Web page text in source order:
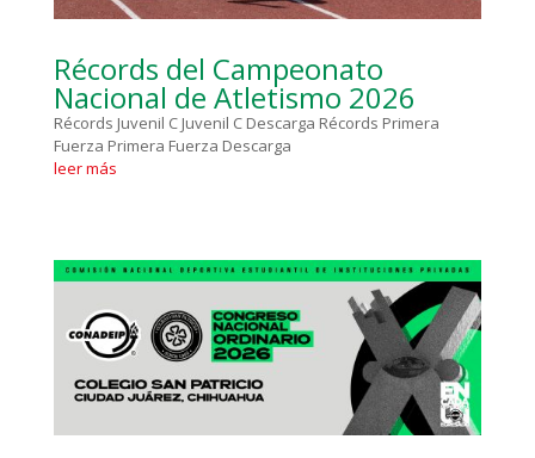
Récords del Campeonato
Nacional de Atletismo 2026
Récords Juvenil C Juvenil C Descarga Récords Primera
Fuerza Primera Fuerza Descarga
leer más